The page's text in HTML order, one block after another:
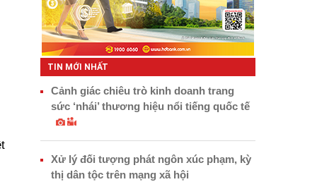
TIN MỚI NHẤT
Cảnh giác chiêu trò kinh doanh trang
sức ‘nhái’ thương hiệu nổi tiếng quốc tế
Xử lý đối tượng phát ngôn xúc phạm, kỳ
thị dân tộc trên mạng xã hội